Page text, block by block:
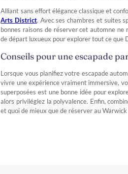
Alliant sans effort élégance classique et
Arts District. Avec ses chambres et suites
bonnes raisons de réserver cet automne
de départ luxueux pour explorer tout ce que
Conseils pour une escapade
Lorsque vous planifiez votre escapade
vivre une expérience vraiment immersive,
superposées est une bonne idée pour
alors privilégiez la polyvalence. Enfin,
et quoi de mieux que de réserver au